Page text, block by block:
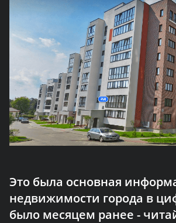
Это была основная
недвижимости города в
было месяцем ранее -